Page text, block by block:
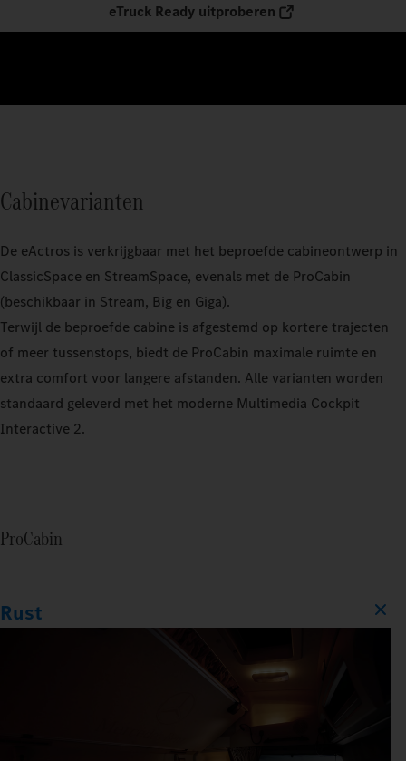
eTruck Ready uitproberen
Cabinevarianten
De eActros is verkrijgbaar met het beproefde cabineontwerp in
ClassicSpace en StreamSpace, evenals met de ProCabin
(beschikbaar in Stream, Big en Giga).
Terwijl de beproefde cabine is afgestemd op kortere trajecten
of meer tussenstops, biedt de ProCabin maximale ruimte en
extra comfort voor langere afstanden. Alle varianten worden
standaard geleverd met het moderne Multimedia Cockpit
Interactive 2.
ProCabin
Rust